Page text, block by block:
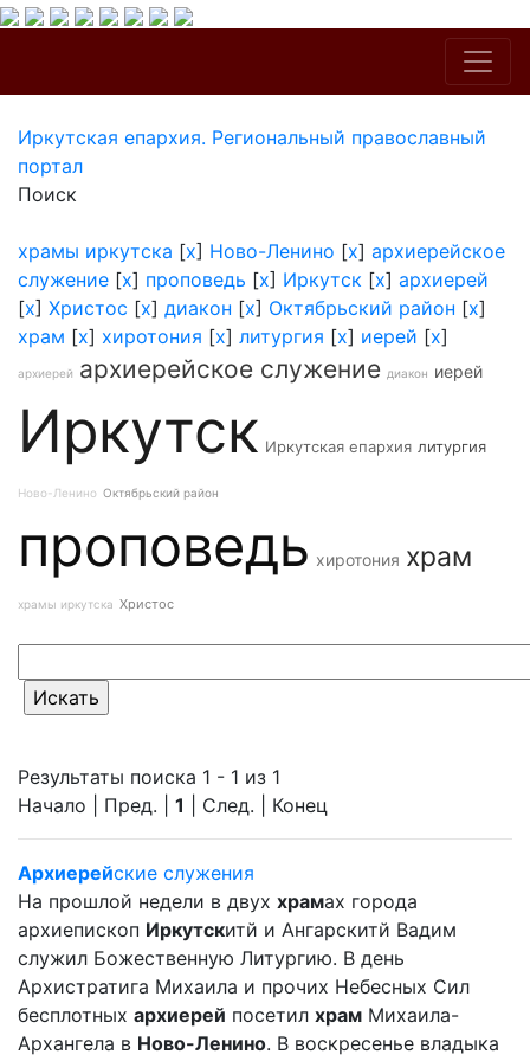
Иркутская епархия. Региональный православный
портал
Поиск
храмы иркутска [x] Ново-Ленино [x] архиерейское
служение [x] проповедь [x] Иркутск [x] архиерей
[x] Христос [x] диакон [x] Октябрьский район [x]
храм [x] хиротония [x] литургия [x] иерей [x]
архиерей архиерейское служение диакон иерей
Иркутск Иркутская епархия литургия
Ново-Ленино Октябрьский район
проповедь хиротония храм
храмы иркутска Христос
Результаты поиска 1 - 1 из 1
Начало | Пред. | 1 | След. | Конец
Архиерейские служения
На прошлой недели в двух храмах города
архиепископ Иркутскитй и Ангарскитй Вадим
служил Божественную Литургию. В день
Архистратига Михаила и прочих Небесных Сил
бесплотных архиерей посетил храм Михаила-
Архангела в Ново-Ленино. В воскресенье владыка